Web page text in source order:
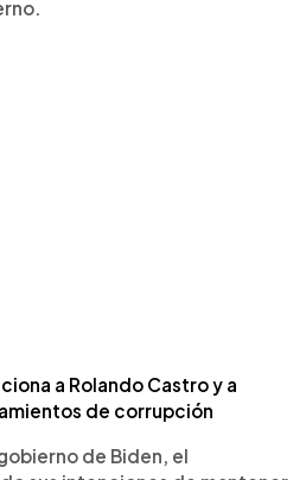
a Rolando Castro y a
de corrupción
de Biden, el